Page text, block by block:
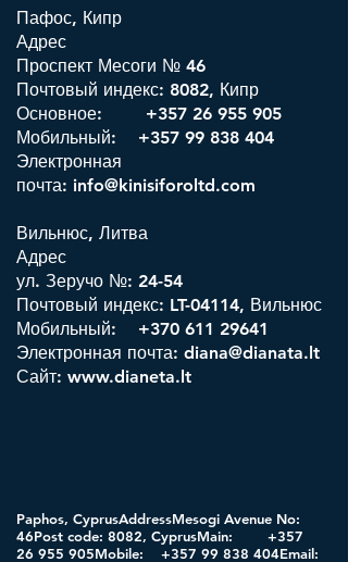
Пафос, Кипр
Адрес
Проспект Месоги № 46
Почтовый индекс: 8082, Кипр
Основное: +357 26 955 905
Мобильный: +357 99 838 404
Электронная
почта: info@kinisiforoltd.com
Вильнюс, Литва
Адрес
ул. Зеручо №: 24-54
Почтовый индекс: LT-04114, Вильнюс
Мобильный: +370 611 29641
Электронная почта: diana@dianata.lt
Сайт: www.dianeta.lt
Paphos, CyprusAddressMesogi Avenue No:
46Post code: 8082, CyprusMain: +357
26 955 905Mobile: +357 99 838 404Email: